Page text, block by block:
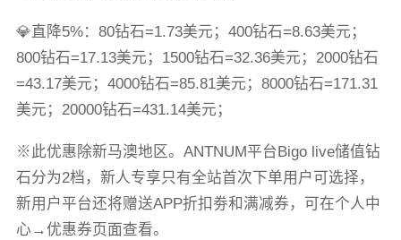
💎直降5%：80钻石=1.73美元；400钻石=8.63美元；
800钻石=17.13美元；1500钻石=32.36美元；2000钻石
=43.17美元；4000钻石=85.81美元；8000钻石=171.31
美元；20000钻石=431.14美元；
※此优惠除新马澳地区。ANTNUM平台Bigo live储值钻
石分为2档，新人专享只有全站首次下单用户可选择，
新用户平台还将赠送APP折扣劵和满减券，可在个人中
心→优惠券页面查看。